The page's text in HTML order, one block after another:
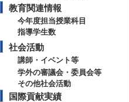
教育関連情報
今年度担当授業科目
指導学生数
社会活動
講師・イベント等
学外の審議会・委員会等
その他社会活動
国際貢献実績